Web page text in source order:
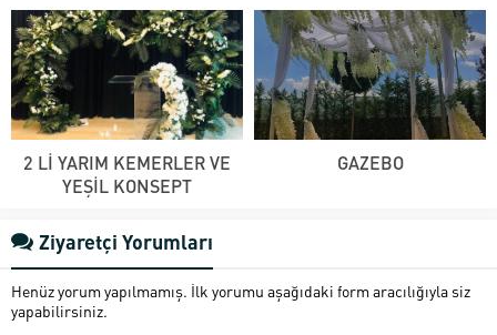
2 Lİ YARIM KEMERLER VE
YEŞİL KONSEPT
GAZEBO
Ziyaretçi Yorumları
Henüz yorum yapılmamış. İlk yorumu aşağıdaki form aracılığıyla siz
yapabilirsiniz.